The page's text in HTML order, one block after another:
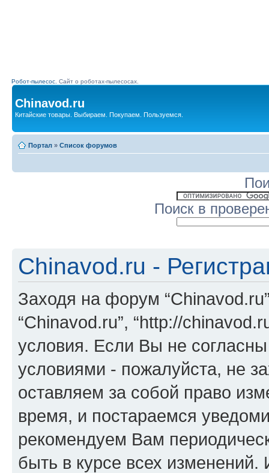
Робот-пылесос. Сайт о роботах-пылесосах.
Chinavod.ru
Китайские товары. Выбираем. Покупаем. Пользуемся.
Портал » Список форумов
Поиск в
Chinavod.ru -
Заходя на форум
“Chinavod.ru”, “http://
условия. Если Вы не
условиями - пожалуйста, не
оставляем за собой право
время, и постараемся
рекомендуем Вам
быть в курсе всех